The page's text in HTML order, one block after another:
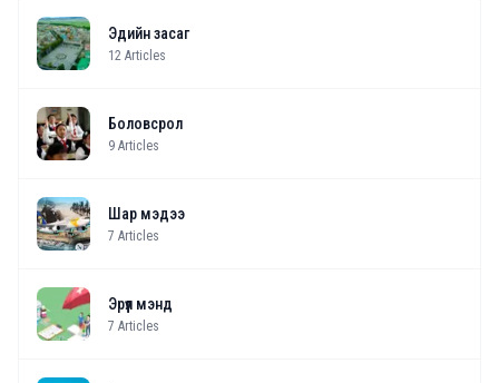
Эдийн засаг
12 Articles
Боловсрол
9 Articles
Шар мэдээ
7 Articles
Эрүүл мэнд
7 Articles